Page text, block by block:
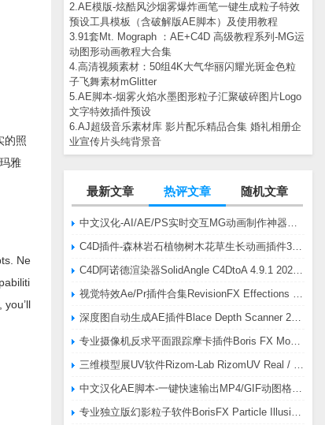
2.AE模版-炫酷风沙烟雾爆炸画笔一键生成粒子特效
预设工具模板（含破解版AE脚本）及使用教程
3.91套Mt. Mograph ：AE+C4D 高级教程系列-MG运
动图形动画教程大合集
4.高清视频素材：50组4K大气华丽闪耀光斑金色粒
子飞舞素材mGlitter
5.AE脚本-烟雾火焰水墨图形粒子汇聚破碎图片Logo
文字特效插件预设
6.AJ超级音乐素材库 影片配乐精品合集 婚礼相册企
业宣传片头纯背景音
最新文章 热评文章 随机文章
的照
雅
Ne